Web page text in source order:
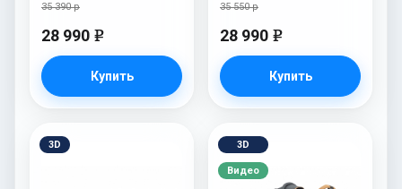
35 390 р
28 990 e
Купить
35 550 р
28 990 e
Купить
3D 3D
Видео